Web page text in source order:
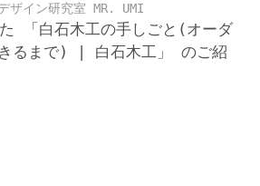
ザイン研究室 MR. UMI
「白石木工の手しごと(オーダ
きるまで) | 白石木工」 のご紹